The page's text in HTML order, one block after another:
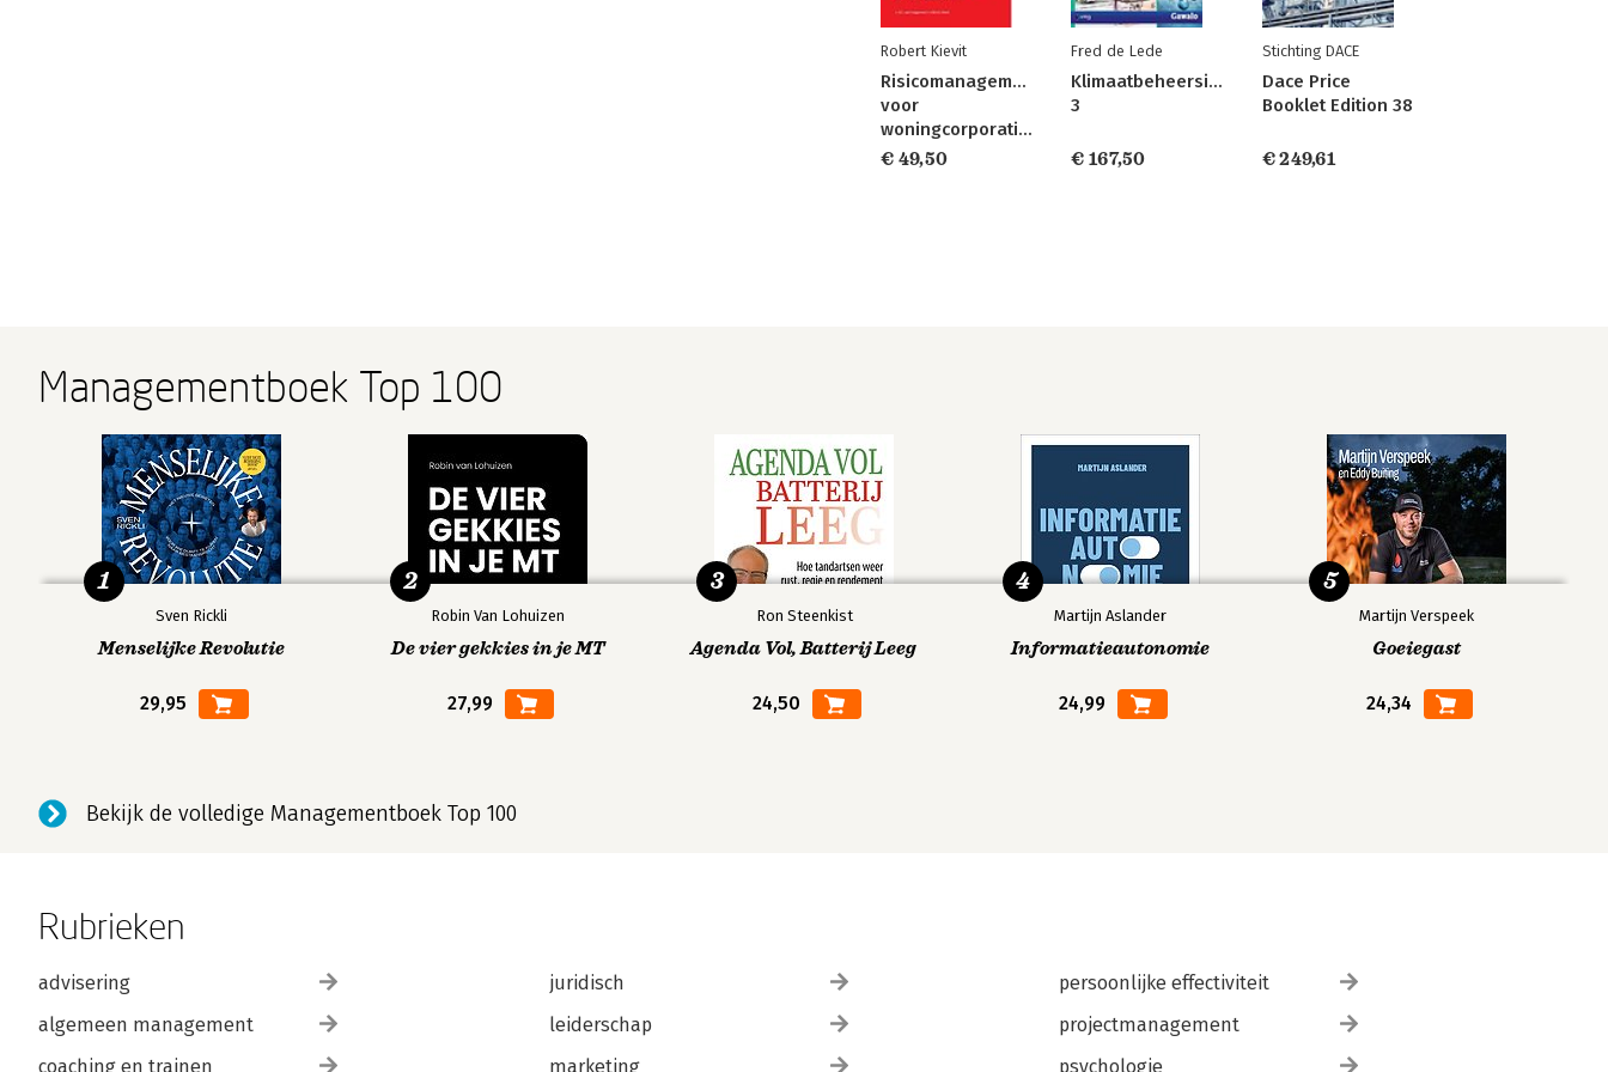
Robert Kievit
Risicomanagement
voor
woningcorporaties
€ 49,50
Fred de Lede
Klimaatbeheersing
3
€ 167,50
Stichting DACE
Dace Price
Booklet Edition 38
€ 249,61
Managementboek Top 100
Sven Rickli
Menselijke Revolutie
29,95
1
Robin Van Lohuizen
De vier gekkies in je MT
27,99
2
Ron Steenkist
Agenda Vol, Batterij Leeg
24,50
3
Martijn Aslander
Informatieautonomie
24,99
4
Martijn Verspeek
Goeiegast
24,34
5
Bekijk de volledige Managementboek Top 100
Rubrieken
advisering
algemeen management
coaching en trainen
juridisch
leiderschap
marketing
persoonlijke effectiviteit
projectmanagement
psychologie